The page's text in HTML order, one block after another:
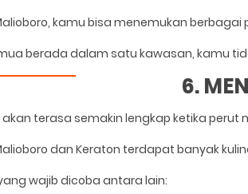
kamu bisa menemukan
berada dalam satu kawasan, kamu
6.
terasa semakin lengkap ketika perut
dan Keraton terdapat banyak
wajib dicoba antara lain: